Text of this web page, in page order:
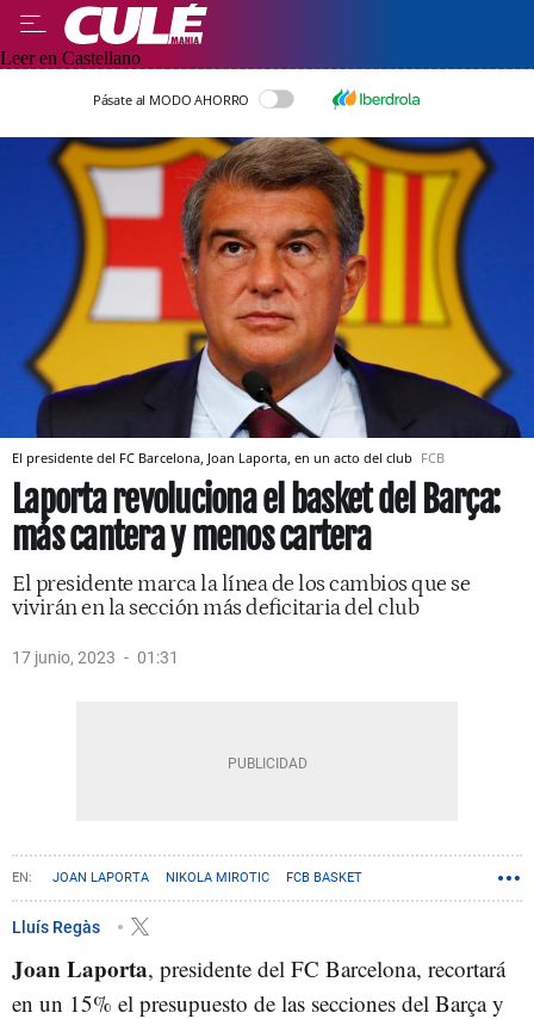
Leer en Castellano
Pásate al MODO AHORRO
El presidente del FC Barcelona, Joan Laporta, en un acto del club FCB
Laporta revoluciona el basket del Barça:
más cantera y menos cartera
El presidente marca la línea de los cambios que se
vivirán en la sección más deficitaria del club
17 junio, 2023 01:31
JOAN LAPORTA NIKOLA MIROTIC FCB BASKET
SARUNAS JASIKEVICIUS
Lluís Regàs
Joan Laporta, presidente del FC Barcelona, recortará
en un 15% el presupuesto de las secciones del Barça y